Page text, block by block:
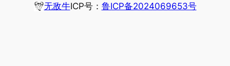
无敌牛ICP号： 鲁ICP备2024069653号